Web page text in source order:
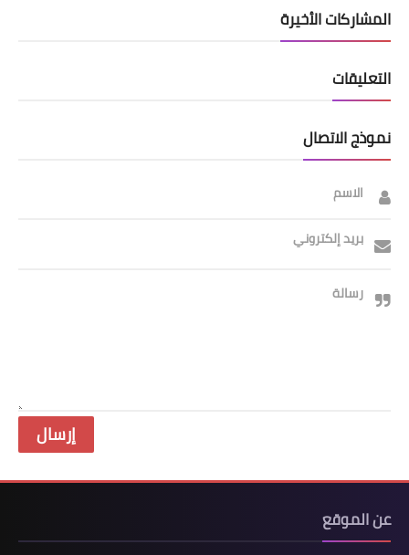
المشاركات الأخيرة
التعليقات
نموذج الاتصال
الاسم
بريد إلكتروني
رسالة
عن الموقع